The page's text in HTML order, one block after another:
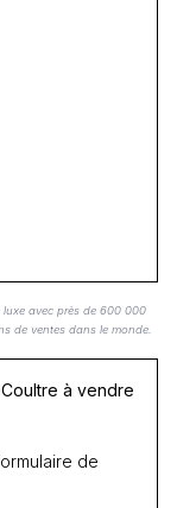
avec près de 600 000
de ventes dans le monde.
à vendre
de